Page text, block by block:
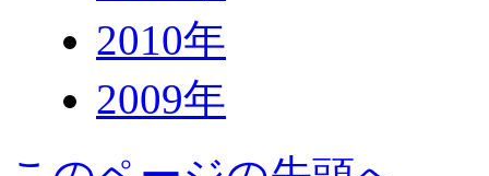
2010年
2009年